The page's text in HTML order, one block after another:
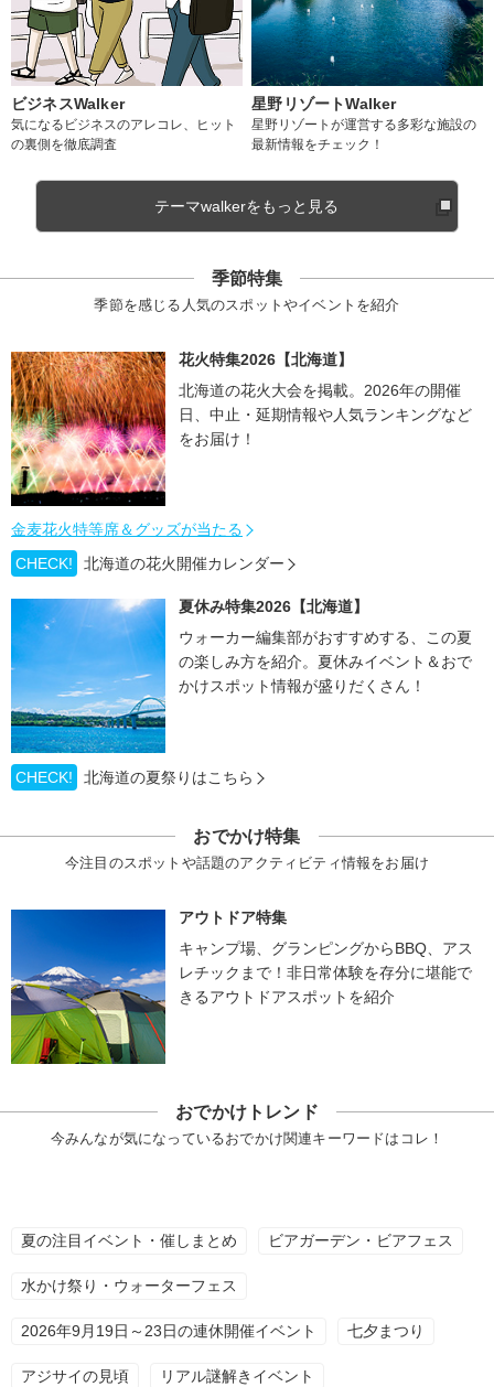
ビジネスWalker
気になるビジネスのアレコレ、ヒット
の裏側を徹底調査
星野リゾートWalker
星野リゾートが運営する多彩な施設の
最新情報をチェック！
テーマwalkerをもっと見る
季節特集
季節を感じる人気のスポットやイベントを紹介
花火特集2026【北海道】
北海道の花火大会を掲載。2026年の開催
日、中止・延期情報や人気ランキングなど
をお届け！
金麦花火特等席＆グッズが当たる
CHECK!
北海道の花火開催カレンダー
夏休み特集2026【北海道】
ウォーカー編集部がおすすめする、この夏
の楽しみ方を紹介。夏休みイベント＆おで
かけスポット情報が盛りだくさん！
CHECK! 北海道の夏祭りはこちら
おでかけ特集
今注目のスポットや話題のアクティビティ情報をお届け
アウトドア特集
キャンプ場、グランピングからBBQ、アス
レチックまで！非日常体験を存分に堪能で
きるアウトドアスポットを紹介
おでかけトレンド
今みんなが気になっているおでかけ関連キーワードはコレ！
夏の注目イベント・催しまとめ ビアガーデン・ビアフェス
水かけ祭り・ウォーターフェス
2026年9月19日～23日の連休開催イベント 七夕まつり
アジサイの見頃 リアル謎解きイベント